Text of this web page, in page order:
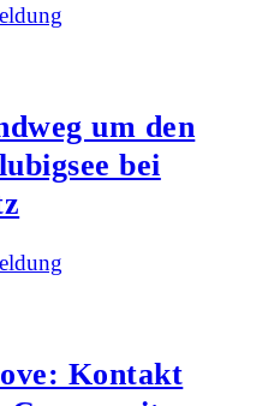
um den
bei
Kontakt